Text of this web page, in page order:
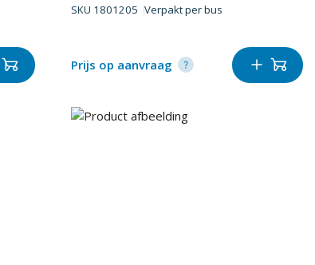
SKU 1801205 Verpakt perbus
Prijs op aanvraag